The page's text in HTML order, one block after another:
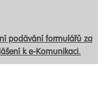
podávání formulářů za
k e-Komunikaci.